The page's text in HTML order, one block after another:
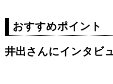
おすすめポイント
井出さんにインタビ